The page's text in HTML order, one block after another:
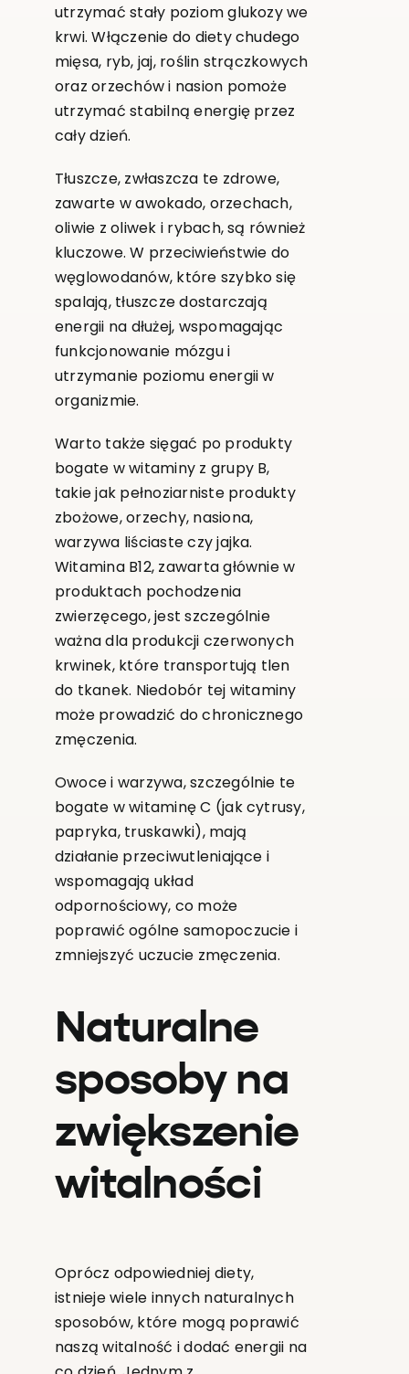
utrzymać stały poziom glukozy we
krwi. Włączenie do diety chudego
mięsa, ryb, jaj, roślin strączkowych
oraz orzechów i nasion pomoże
utrzymać stabilną energię przez
cały dzień.
Tłuszcze, zwłaszcza te zdrowe,
zawarte w awokado, orzechach,
oliwie z oliwek i rybach, są również
kluczowe. W przeciwieństwie do
węglowodanów, które szybko się
spalają, tłuszcze dostarczają
energii na dłużej, wspomagając
funkcjonowanie mózgu i
utrzymanie poziomu energii w
organizmie.
Warto także sięgać po produkty
bogate w witaminy z grupy B,
takie jak pełnoziarniste produkty
zbożowe, orzechy, nasiona,
warzywa liściaste czy jajka.
Witamina B12, zawarta głównie w
produktach pochodzenia
zwierzęcego, jest szczególnie
ważna dla produkcji czerwonych
krwinek, które transportują tlen
do tkanek. Niedobór tej witaminy
może prowadzić do chronicznego
zmęczenia.
Owoce i warzywa, szczególnie te
bogate w witaminę C (jak cytrusy,
papryka, truskawki), mają
działanie przeciwutleniające i
wspomagają układ
odpornościowy, co może
poprawić ogólne samopoczucie i
zmniejszyć uczucie zmęczenia.
Naturalne
sposoby na
zwiększenie
witalności
Oprócz odpowiedniej diety,
istnieje wiele innych naturalnych
sposobów, które mogą poprawić
naszą witalność i dodać energii na